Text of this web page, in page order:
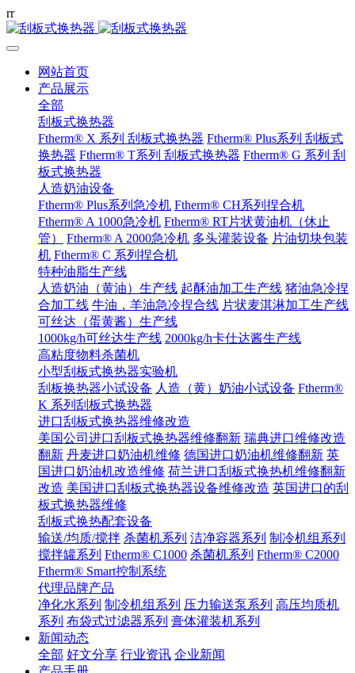
rr
网站首页
产品展示
全部
刮板式换热器
Ftherm® X 系列 刮板式换热器 Ftherm® Plus系列 刮板式
换热器 Ftherm® T系列 刮板式换热器 Ftherm® G 系列 刮
板式换热器
人造奶油设备
Ftherm® Plus系列急冷机 Ftherm® CH系列捏合机
Ftherm® A 1000急冷机 Ftherm® RT片状黄油机（休止
管）
Ftherm® A 2000急冷机 多头灌装设备 片油切块包装
机 Ftherm® C 系列捏合机
特种油脂生产线
人造奶油（黄油）生产线 起酥油加工生产线 猪油急冷捏
合加工线 牛油，羊油急冷捏合线 片状麦淇淋加工生产线
可丝达（蛋黄酱）生产线
1000kg/h可丝达生产线 2000kg/h卡仕达酱生产线
高粘度物料杀菌机
小型刮板式换热器实验机
刮板换热器小试设备 人造（黄）奶油小试设备 Ftherm®
K 系列刮板式换热器
进口刮板式换热器维修改造
美国公司进口刮板式换热器维修翻新 瑞典进口维修改造
翻新 丹麦进口奶油机维修 德国进口奶油机维修翻新 英
国进口奶油机改造维修 荷兰进口刮板式换热机维修翻新
改造 美国进口刮板式换热器设备维修改造 英国进口的刮
板式换热器维修
刮板式换热配套设备
输送/均质/搅拌 杀菌机系列 洁净容器系列 制冷机组系列
搅拌罐系列 Ftherm® C1000 杀菌机系列 Ftherm® C2000
Ftherm® Smart控制系统
代理品牌产品
净化水系列 制冷机组系列 压力输送泵系列 高压均质机
系列 布袋式过滤器系列 膏体灌装机系列
新闻动态
全部 好文分享 行业资讯 企业新闻